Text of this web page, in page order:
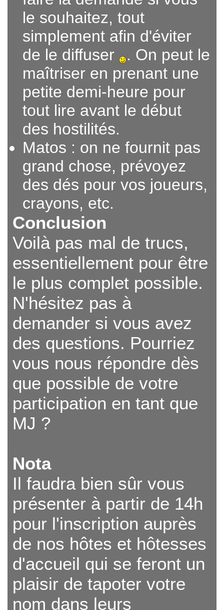
le souhaitez, tout
simplement afin d'éviter
de le diffuser
. On peut le
maîtriser en prenant une
petite demi-heure pour
tout lire avant le début
des hostilités.
Matos : on ne fournit pas
grand chose, prévoyez
des dés pour vos joueurs,
crayons, etc.
Conclusion
Voilà pas mal de trucs,
essentiellement pour être
le plus complet possible.
N'hésitez pas à
demander si vous avez
des questions. Pourriez
vous nous répondre dès
que possible de votre
participation en tant que
MJ ?
Nota
Il faudra bien sûr vous
présenter à partir de 14h
pour l'inscription auprès
de nos hôtes et hôtesses
d'accueil qui se feront un
plaisir de tapoter votre
nom dans leurs